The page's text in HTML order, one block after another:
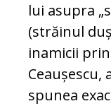
lui asupra
(străinul
inamicii
Ceaușescu,
spunea